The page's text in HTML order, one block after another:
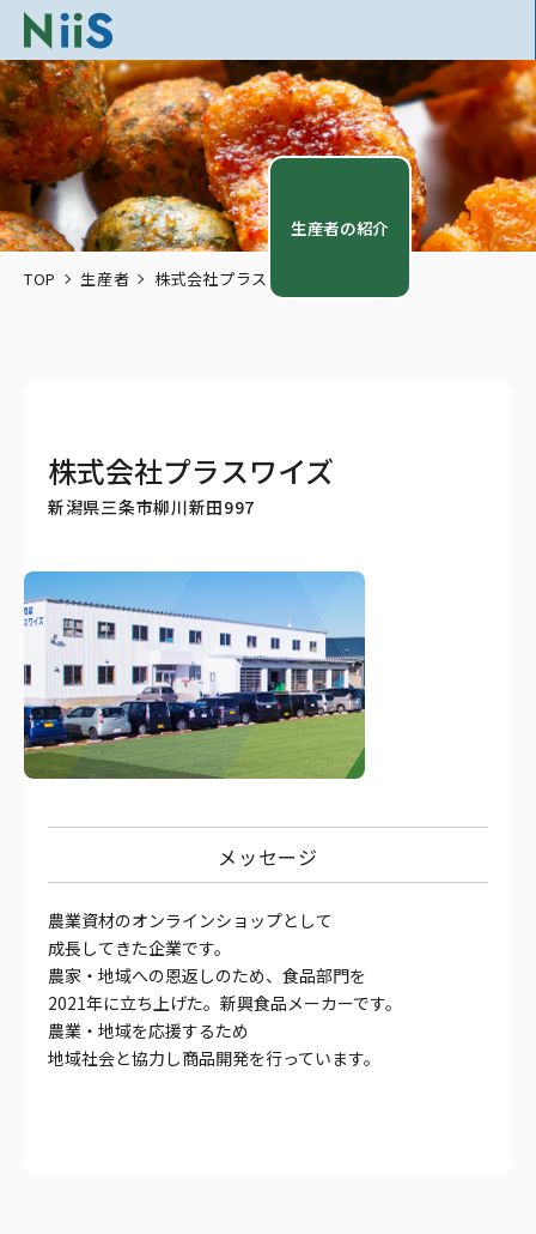
生産者の紹介
TOP 生産者 株式会社プラスワイズ
株式会社プラスワイズ
新潟県三条市柳川新田997
メッセージ
農業資材のオンラインショップとして
成長してきた企業です。
農家・地域への恩返しのため、食品部門を
2021年に立ち上げた。新興食品メーカーです。
農業・地域を応援するため
地域社会と協力し商品開発を行っています。